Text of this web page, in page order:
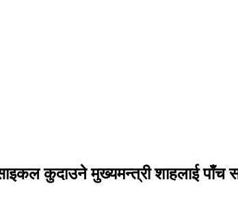
कुदाउने मुख्यमन्त्री शाहलाई पाँच